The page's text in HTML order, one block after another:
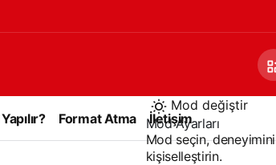
Format Atma İletişim
Mod değiştir
Mod Ayarları
Mod seçin, deneyimini
kişiselleştirin.